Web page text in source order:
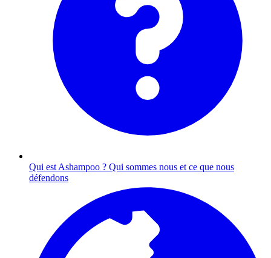
Qui est Ashampoo ? Qui sommes nous et ce que nous
défendons